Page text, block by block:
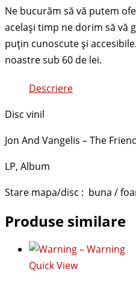
Descriere
Disc vinil
Jon And Vangelis – The
LP, Album
Stare mapa/disc : buna /
Produse similare
Quick View